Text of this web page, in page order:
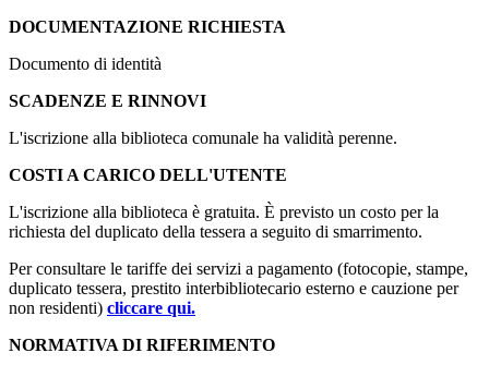
DOCUMENTAZIONE RICHIESTA
Documento di identità
SCADENZE E RINNOVI
L'iscrizione alla biblioteca comunale ha validità perenne.
COSTI A CARICO DELL'UTENTE
L'iscrizione alla biblioteca è gratuita. È previsto un costo per la
richiesta del duplicato della tessera a seguito di smarrimento.
Per consultare le tariffe dei servizi a pagamento (fotocopie, stampe,
duplicato tessera, prestito interbibliotecario esterno e cauzione per
non residenti) cliccare qui.
NORMATIVA DI RIFERIMENTO